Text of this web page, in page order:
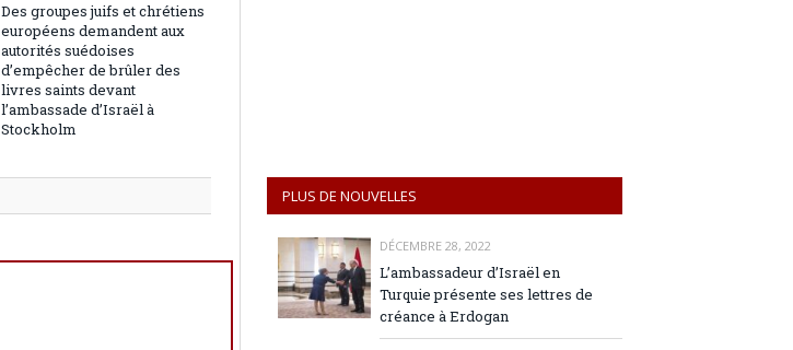
Des groupes juifs et chrétiens
européens demandent aux
autorités suédoises
d’empêcher de brûler des
livres saints devant
l’ambassade d’Israël à
Stockholm
PLUS DE NOUVELLES
DÉCEMBRE 28, 2022
L’ambassadeur d’Israël en
Turquie présente ses lettres de
créance à Erdogan